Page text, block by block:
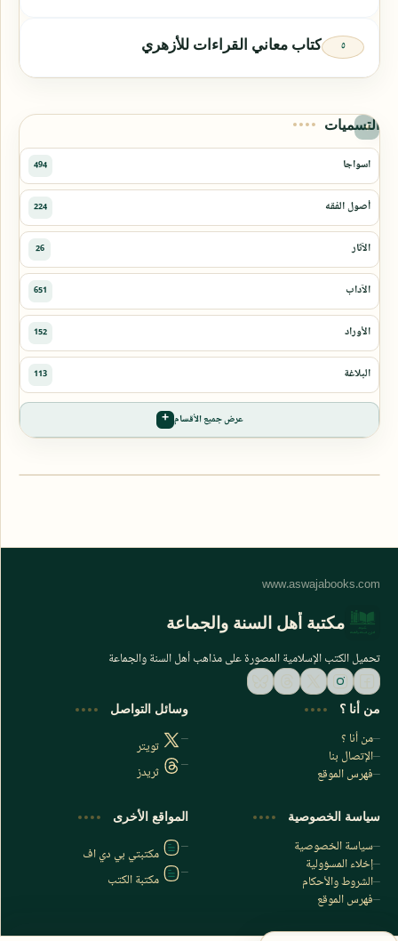
كتاب معاني القراءات للأزهري
التسميات
عرض جميع الأقسام
اشترك الآن
اشترك في قناتنا على تليجرام
مكتبة أهل السنة والجماعة
تحميل الكتب الإسلامية المصورة على مذاهب أهل السنة والجماعة
من أنا ؟
من أنا ؟
الإتصال بنا
فهرس الموقع
وسائل التواصل
تويتر
ثريدز
سياسة الخصوصية
سياسة الخصوصية
إخلاء المسؤولية
الشروط والأحكام
فهرس الموقع
المواقع الأخرى
مكتبتي بي دي اف
مكتبة الكتب